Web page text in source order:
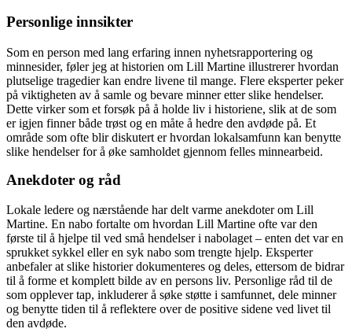
Personlige innsikter
Som en person med lang erfaring innen nyhetsrapportering og
minnesider, føler jeg at historien om Lill Martine illustrerer hvordan
plutselige tragedier kan endre livene til mange. Flere eksperter peker
på viktigheten av å samle og bevare minner etter slike hendelser.
Dette virker som et forsøk på å holde liv i historiene, slik at de som
er igjen finner både trøst og en måte å hedre den avdøde på. Et
område som ofte blir diskutert er hvordan lokalsamfunn kan benytte
slike hendelser for å øke samholdet gjennom felles minnearbeid.
Anekdoter og råd
Lokale ledere og nærstående har delt varme anekdoter om Lill
Martine. En nabo fortalte om hvordan Lill Martine ofte var den
første til å hjelpe til ved små hendelser i nabolaget – enten det var en
sprukket sykkel eller en syk nabo som trengte hjelp. Eksperter
anbefaler at slike historier dokumenteres og deles, ettersom de bidrar
til å forme et komplett bilde av en persons liv. Personlige råd til de
som opplever tap, inkluderer å søke støtte i samfunnet, dele minner
og benytte tiden til å reflektere over de positive sidene ved livet til
den avdøde.